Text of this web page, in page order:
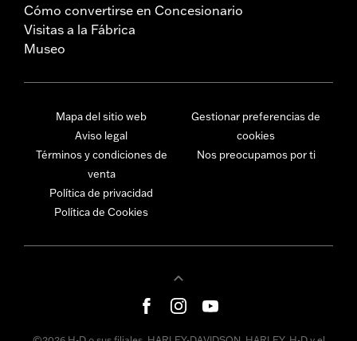
Cómo convertirse en Concesionario
Visitas a la Fábrica
Museo
Mapa del sitio web
Aviso legal
Términos y condiciones de
venta
Política de privacidad
Política de Cookies
Gestionar preferencias de
cookies
Nos preocupamos por ti